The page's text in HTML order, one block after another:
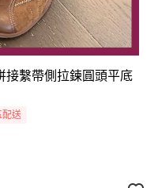
接繫帶側拉鍊圓頭平底
配送